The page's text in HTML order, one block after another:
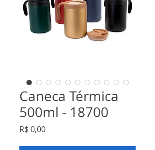
Caneca Térmica
500ml - 18700
R$ 0,00Preço